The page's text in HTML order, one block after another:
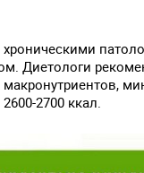
Диетологи
2700 ккал.